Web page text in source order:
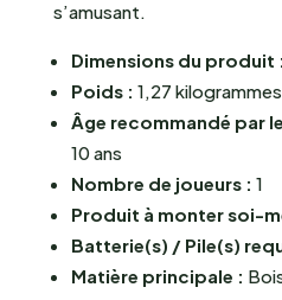
s’amusant.
Dimensions du produit :
Poids : 1,27 kilogrammes
Âge recommandé par
10 ans
Nombre de joueurs : 1
Produit à monter soi-
Batterie(s) / Pile(s)
Matière principale :